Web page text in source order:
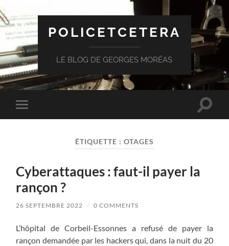
POLICETCETERA
LE BLOG DE GEORGES MORÉAS
Toggle
mobile
Toggle
ÉTIQUETTE : OTAGES
Cyberattaques : faut-il payer la
rançon ?
26 SEPTEMBRE 2022 / 0 COMMENTS
L’hôpital de Corbeil-Essonnes a refusé de payer la
rançon demandée par les hackers qui, dans la nuit du 20